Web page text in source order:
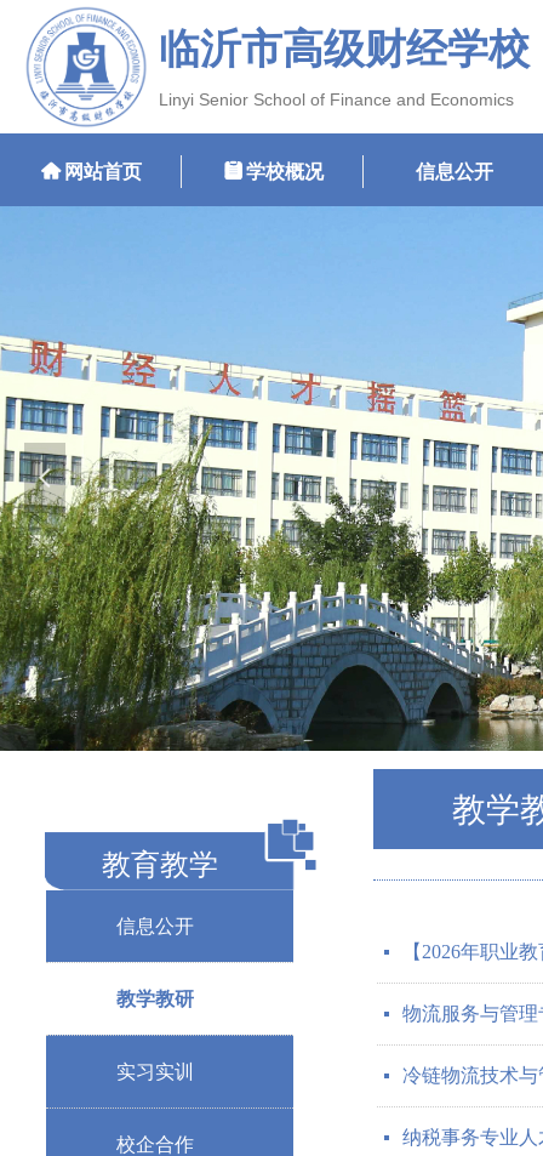
临沂市高级财经学校
Linyi Senior School of Finance and Economics
넳
낀 网站首页 뀳 学校概况 信息公开
教育教学
信息公开
教学教研
实习实训
校企合作
넷 【2026年职业
넷 物流服务与管
넷 冷链物流技术
넷 纳税事务专业
教学